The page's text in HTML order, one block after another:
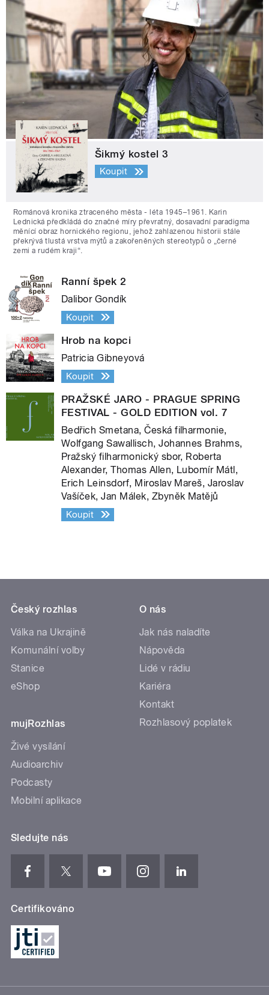
Šikmý kostel 3
Koupit
Románová kronika ztraceného města - léta 1945–1961. Karin
Lednická předkládá do značné míry převratný, dosavadní paradigma
měnící obraz hornického regionu, jehož zahlazenou historii stále
překrývá tlustá vrstva mýtů a zakořeněných stereotypů o „černé
zemi a rudém kraji“.
Ranní špek 2
Dalibor Gondík
Koupit
Hrob na kopci
Patricia Gibneyová
Koupit
PRAŽSKÉ JARO - PRAGUE SPRING
FESTIVAL - GOLD EDITION vol. 7
Bedřich Smetana, Česká filharmonie,
Wolfgang Sawallisch, Johannes Brahms,
Pražský filharmonický sbor, Roberta
Alexander, Thomas Allen, Lubomír Mátl,
Erich Leinsdorf, Miroslav Mareš, Jaroslav
Vašíček, Jan Málek, Zbyněk Matějů
Koupit
Český rozhlas
Válka na Ukrajině
Komunální volby
Stanice
eShop
mujRozhlas
Živé vysílání
Audioarchiv
Podcasty
Mobilní aplikace
O nás
Jak nás naladíte
Nápověda
Lidé v rádiu
Kariéra
Kontakt
Rozhlasový poplatek
Sledujte nás
Certifikováno